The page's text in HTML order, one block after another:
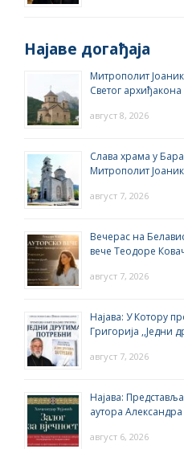
Најаве догађаја
Митрополит
Светог
август 8, 2026
Слава храма у
Митрополит
август 7, 2026
Вечерас на
вече Теодоре
август 7, 2026
Најава: У Котору
Григорија ,,Једни
август 7, 2026
Најава:
аутора Александра
август 6, 2026